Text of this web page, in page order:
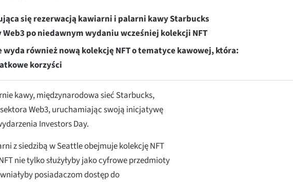
się rezerwacją kawiarni i palarni kawy Starbucks
po niedawnym wydaniu wcześniej kolekcji NFT
również nową kolekcję NFT o tematyce kawowej, która:
korzyści
kawy, międzynarodowa sieć Starbucks,
Web3, uruchamiając swoją inicjatywę
Investors Day.
z siedzibą w Seattle obejmuje kolekcję NFT
nie tylko służyłyby jako cyfrowe przedmioty
posiadaczom dostęp do